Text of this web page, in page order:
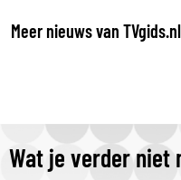
Meer nieuws van TVgids.nl
Wat je verder niet